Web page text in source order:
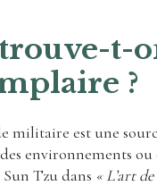
t-
?
militaire est une
des environnements
Tzu dans « L’art